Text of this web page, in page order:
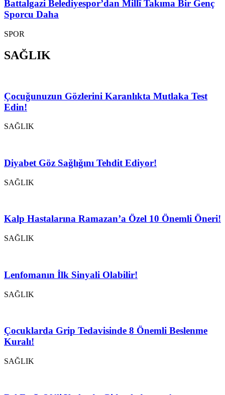
Battalgazi Belediyespor’dan Millî Takıma Bir Genç
Sporcu Daha
SPOR
SAĞLIK
Çocuğunuzun Gözlerini Karanlıkta Mutlaka Test
Edin!
SAĞLIK
Diyabet Göz Sağlığını Tehdit Ediyor!
SAĞLIK
Kalp Hastalarına Ramazan’a Özel 10 Önemli Öneri!
SAĞLIK
Lenfomanın İlk Sinyali Olabilir!
SAĞLIK
Çocuklarda Grip Tedavisinde 8 Önemli Beslenme
Kuralı!
SAĞLIK